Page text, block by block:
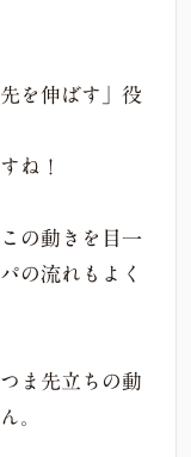
を伸ばす」役
ね！
の動きを目一
の流れもよく
ま先立ちの動
。